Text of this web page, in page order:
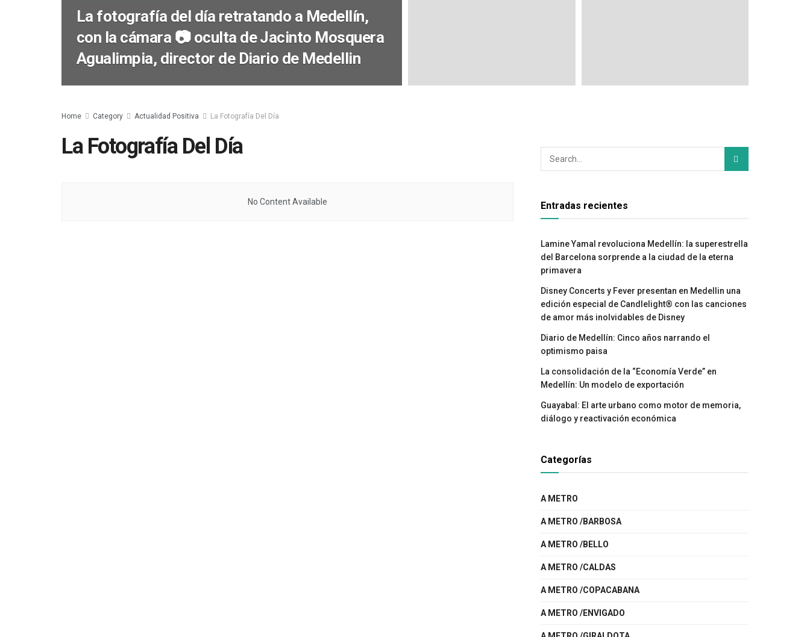
La fotografía del día retratando a Medellín,
con la cámara 📷 oculta de Jacinto Mosquera
Agualimpia, director de Diario de Medellin
Home Category Actualidad Positiva La Fotografía Del Día
La Fotografía Del Día
No Content Available Entradas recientes
Lamine Yamal revoluciona Medellín: la superestrella
del Barcelona sorprende a la ciudad de la eterna
primavera
Disney Concerts y Fever presentan en Medellin una
edición especial de Candlelight® con las canciones
de amor más inolvidables de Disney
Diario de Medellín: Cinco años narrando el
optimismo paisa
La consolidación de la “Economía Verde” en
Medellín: Un modelo de exportación
Guayabal: El arte urbano como motor de memoria,
diálogo y reactivación económica
Categorías
A METRO
A METRO /BARBOSA
A METRO /BELLO
A METRO /CALDAS
A METRO /COPACABANA
A METRO /ENVIGADO